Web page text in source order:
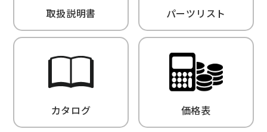
取扱説明書 パーツリスト
カタログ 価格表